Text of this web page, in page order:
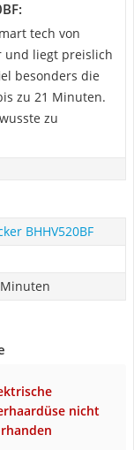
tech von
und liegt preislich
besonders die
zu 21 Minuten.
zu
BHHV520BF
nicht